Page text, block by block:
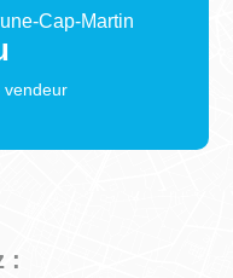
Cap-Martin
vendeur
: